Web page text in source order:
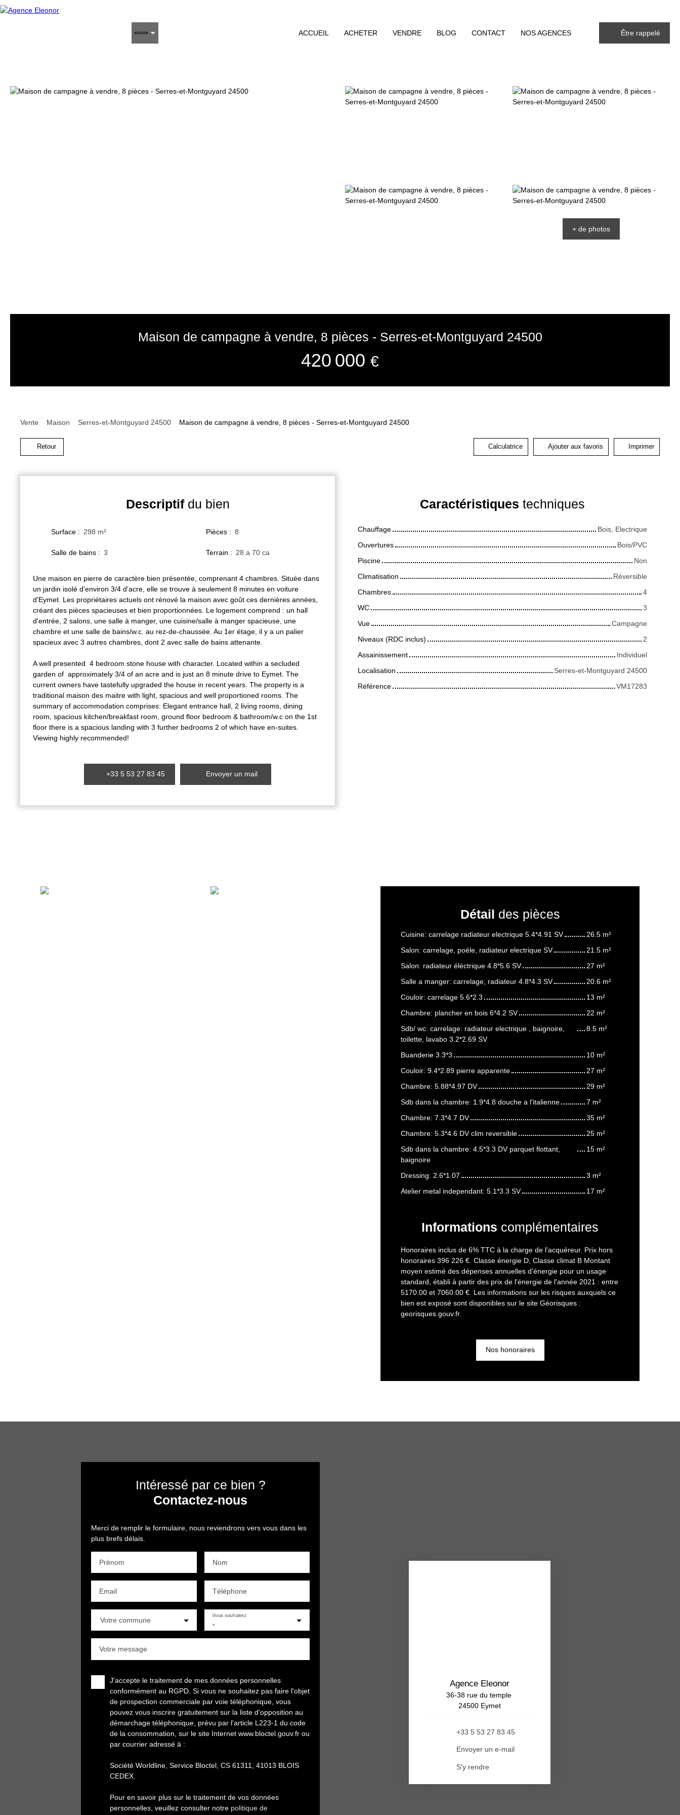
ACCUEIL ACHETER VENDRE BLOG CONTACT NOS AGENCES Être rappelé
+ de photos
Maison de campagne à vendre, 8 pièces - Serres-et-Montguyard 24500
420 000 €
Vente Maison Serres-et-Montguyard 24500 Maison de campagne à vendre, 8 pièces - Serres-et-Montguyard 24500
Retour Calculatrice Ajouter aux favoris Imprimer
Descriptifdu bien
Surface : 298 m² Pièces : 8
Salle de bains : 3 Terrain : 28 a 70 ca
Une maison en pierre de caractère bien présentée, comprenant 4 chambres. Située dans
un jardin isolé d'environ 3/4 d'acre, elle se trouve à seulement 8 minutes en voiture
d'Eymet. Les propriétaires actuels ont rénové la maison avec goût ces dernières années,
créant des pièces spacieuses et bien proportionnées. Le logement comprend : un hall
d'entrée, 2 salons, une salle à manger, une cuisine/salle à manger spacieuse, une
chambre et une salle de bains/w.c. au rez-de-chaussée. Au 1er étage, il y a un palier
spacieux avec 3 autres chambres, dont 2 avec salle de bains attenante.
A well presented 4 bedroom stone house with character. Located within a secluded
garden of approximately 3/4 of an acre and is just an 8 minute drive to Eymet. The
current owners have tastefully upgraded the house in recent years. The property is a
traditional maison des maitre with light, spacious and well proportioned rooms. The
summary of accommodation comprises: Elegant entrance hall, 2 living rooms, dining
room, spacious kitchen/breakfast room, ground floor bedroom & bathroom/w.c on the 1st
floor there is a spacious landing with 3 further bedrooms 2 of which have en-suites.
Viewing highly recommended!
+33 5 53 27 83 45 Envoyer un mail
Caractéristiques techniques
Chauffage
Bois, Electrique
Ouvertures
Bois/PVC
Piscine
Non
Climatisation
Réversible
Chambres
4
WC
3
Vue
Campagne
Niveaux (RDC inclus)
2
Assainissement
Individuel
Localisation
Serres-et-Montguyard 24500
Référence
VM17283
Détail des pièces
Cuisine: carrelage radiateur electrique 5.4*4.91 SV
26.5 m²
Salon: carrelage, poéle, radiateur electrique SV
21.5 m²
Salon: radiateur éléctrique 4.8*5.6 SV
27 m²
Salle a manger: carrelage, radiateur 4.8*4.3 SV
20.6 m²
Couloir: carrelage 5.6*2.3
13 m²
Chambre: plancher en bois 6*4.2 SV
22 m²
Sdb/ wc: carrelage: radiateur electrique , baignoire,
toilette, lavabo 3.2*2.69 SV
8.5 m²
Buanderie 3.3*3
10 m²
Couloir: 9.4*2.89 pierre apparente
27 m²
Chambre: 5.88*4.97 DV
29 m²
Sdb dans la chambre: 1.9*4.8 douche a l'italienne
7 m²
Chambre: 7.3*4.7 DV
35 m²
Chambre: 5.3*4.6 DV clim reversible
25 m²
Sdb dans la chambre: 4.5*3.3 DV parquet flottant,
baignoire
15 m²
Dressing: 2.6*1.07
3 m²
Atelier metal independant: 5.1*3.3 SV
17 m²
Informations complémentaires
Honoraires inclus de 6% TTC à la charge de l'acquéreur. Prix hors
honoraires 396 226 €. Classe énergie D, Classe climat B Montant
moyen estimé des dépenses annuelles d'énergie pour un usage
standard, établi à partir des prix de l'énergie de l'année 2021 : entre
5170.00 et 7060.00 €. Les informations sur les risques auxquels ce
bien est exposé sont disponibles sur le site Géorisques :
georisques.gouv.fr.
Nos honoraires
Intéressé par ce bien ?
Contactez-nous
Merci de remplir le formulaire, nous reviendrons vers vous dans les
plus brefs délais.
Prénom Nom
Email Téléphone
Votre commune -
Vous souhaitez
Votre message
J'accepte le traitement de mes données personnelles
conformément au RGPD. Si vous ne souhaitez pas faire l'objet
de prospection commerciale par voie téléphonique, vous
pouvez vous inscrire gratuitement sur la liste d'opposition au
démarchage téléphonique, prévu par l'article L223-1 du code
de la consommation, sur le site Internet www.bloctel.gouv.fr ou
par courrier adressé à :
Société Worldline, Service Bloctel, CS 61311, 41013 BLOIS
CEDEX.
Pour en savoir plus sur le traitement de vos données
personnelles, veuillez consulter notre politique de
Agence Eleonor
36-38 rue du temple
24500 Eymet
+33 5 53 27 83 45
Envoyer un e-mail
S'y rendre